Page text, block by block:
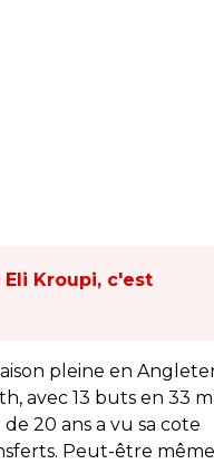
Eli Kroupi, c'est
pleine en
avec 13 buts en 33
20 ans a vu sa cote
Peut-être